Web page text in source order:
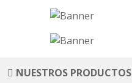
NUESTROS PRODUCTOS